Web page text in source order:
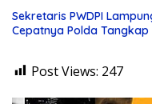
Sekretaris PWDPI
Cepatnya Polda
Post Views: 247